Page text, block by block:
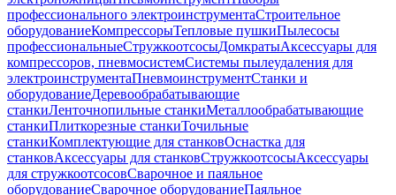
профессионального электроинструментаСтроительное
оборудованиеКомпрессорыТепловые пушкиПылесосы
профессиональныеСтружкоотсосыДомкратыАксессуары для
компрессоров, пневмосистемСистемы пылеудаления для
электроинструментаПневмоинструментСтанки и
оборудованиеДеревообрабатывающие
станкиЛенточнопильные станкиМеталлообрабатывающие
станкиПлиткорезные станкиТочильные
станкиКомплектующие для станковОснастка для
станковАксессуары для станковСтружкоотсосыАксессуары
для стружкоотсосовСварочное и паяльное
оборудованиеСварочное оборудованиеПаяльное